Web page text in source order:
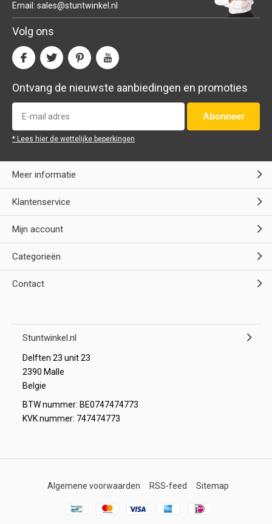
Email: sales@stuntwinkel.nl
Volg ons
Ontvang de nieuwste aanbiedingen en promoties
Abonneer
* Lees hier de wettelijke beperkingen
Meer informatie
Klantenservice
Mijn account
Categorieën
Contact
Stuntwinkel.nl
Delften 23 unit 23
2390 Malle
Belgie
BTW nummer: BE0747474773
KVK nummer: 747474773
Algemene voorwaarden RSS-feed Sitemap